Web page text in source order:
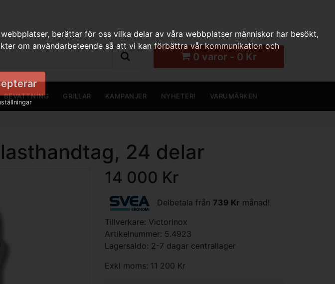
0 varor - 0 Kr
BEVATTNING GRILLAR KAMPANJER NYHETER! VARUMÄRKEN
24 delar
14 000 Kr
Delbetala från 739 Kr månad!
Tillverkare: Victorinox
Artikelnummer: 5.4923
Lagersaldo: 2-7 dagar centrallager
Exkl moms: 11 200 Kr
berättar för oss vilka delar av våra webbplatser människor har besökt,
om användarbeteende så att vi kan förbättra vår kommunikation och